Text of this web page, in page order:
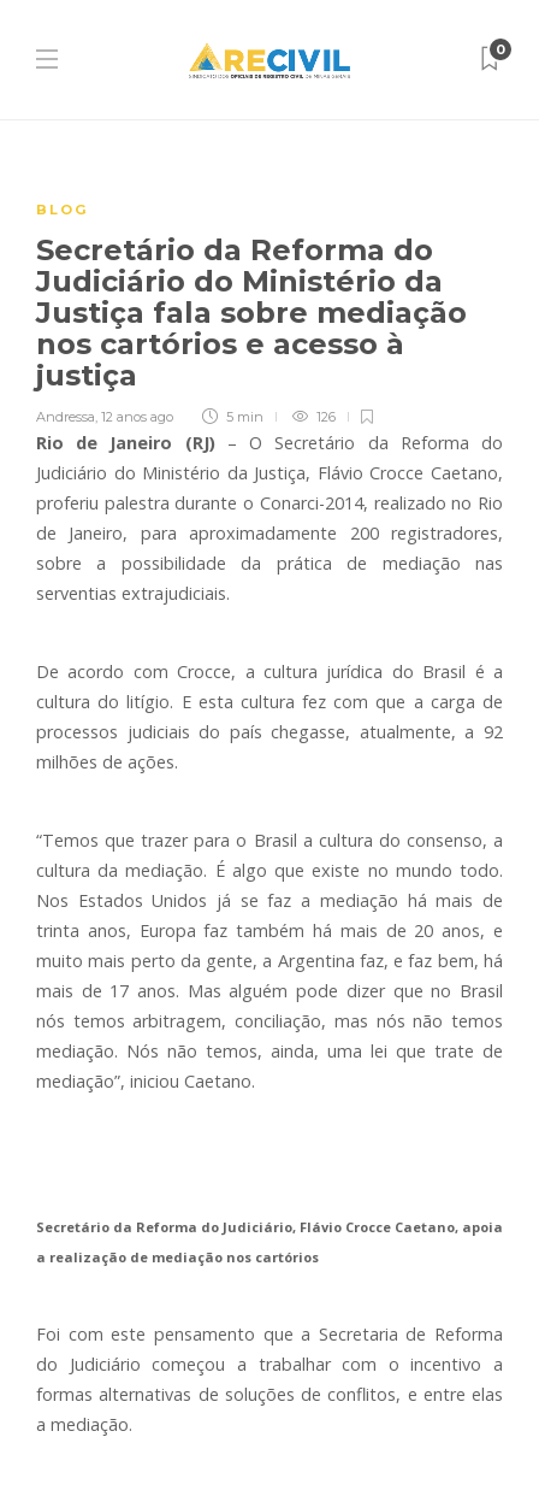
0
BLOG
Secretário da Reforma do
Judiciário do Ministério da
Justiça fala sobre mediação
nos cartórios e acesso à
justiça
Andressa, 12 anos ago 5 min 126
Rio de Janeiro (RJ) – O Secretário da Reforma do
Judiciário do Ministério da Justiça, Flávio Crocce Caetano,
proferiu palestra durante o Conarci-2014, realizado no Rio
de Janeiro, para aproximadamente 200 registradores,
sobre a possibilidade da prática de mediação nas
serventias extrajudiciais.
De acordo com Crocce, a cultura jurídica do Brasil é a
cultura do litígio. E esta cultura fez com que a carga de
processos judiciais do país chegasse, atualmente, a 92
milhões de ações.
“Temos que trazer para o Brasil a cultura do consenso, a
cultura da mediação. É algo que existe no mundo todo.
Nos Estados Unidos já se faz a mediação há mais de
trinta anos, Europa faz também há mais de 20 anos, e
muito mais perto da gente, a Argentina faz, e faz bem, há
mais de 17 anos. Mas alguém pode dizer que no Brasil
nós temos arbitragem, conciliação, mas nós não temos
mediação. Nós não temos, ainda, uma lei que trate de
mediação”, iniciou Caetano.
Secretário da Reforma do Judiciário, Flávio Crocce Caetano, apoia
a realização de mediação nos cartórios
Foi com este pensamento que a Secretaria de Reforma
do Judiciário começou a trabalhar com o incentivo a
formas alternativas de soluções de conflitos, e entre elas
a mediação.